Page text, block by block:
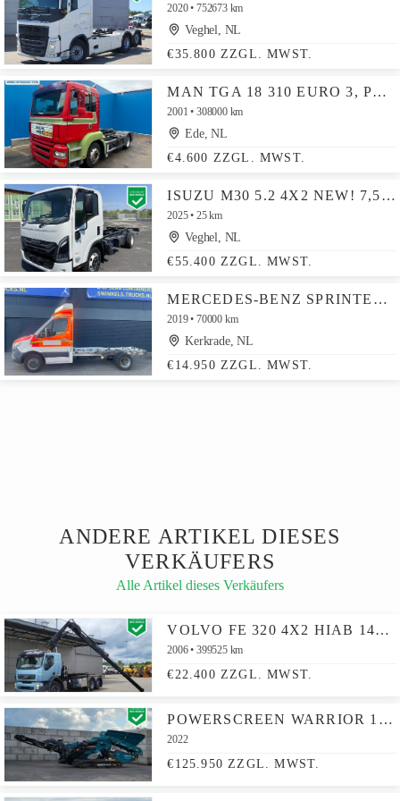
2020 752673 km
Veghel, NL
€35.800 ZZGL. MWST.
MAN TGA 18 310 EURO 3, PTO, RHD
2001 308000 km
Ede, NL
€4.600 ZZGL. MWST.
ISUZU M30 5.2 4X2 NEW! 7,5T CHASSIS 330CM AUTOMATIC EURO 6
2025 25 km
Veghel, NL
€55.400 ZZGL. MWST.
MERCEDES-BENZ SPRINTER 519 FAHRGESTELL
2019 70000 km
Kerkrade, NL
€14.950 ZZGL. MWST.
ANDERE ARTIKEL DIESES
VERKÄUFERS
Alle Artikel dieses Verkäufers
VOLVO FE 320 4X2 HIAB 144 E-3 HIDUO CRANE 20TONS CABLE SYSTEM FULL AIR SUSPENSION LIFT AXLE
2006 399525 km
€22.400 ZZGL. MWST.
POWERSCREEN WARRIOR 1200 CE / EPA CERTIFIED
2022
€125.950 ZZGL. MWST.